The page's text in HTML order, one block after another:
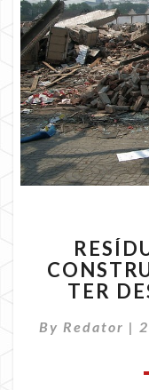
TER
By Redator |